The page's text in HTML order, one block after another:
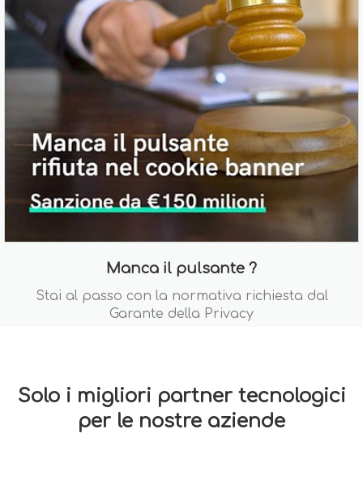
Manca il pulsante ?
Stai al passo con la normativa richiesta dal
Garante della Privacy
Solo i migliori partner tecnologici
per le nostre aziende